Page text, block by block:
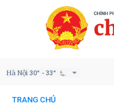
Hà Nội 30° - 33°
TRANG CHỦ